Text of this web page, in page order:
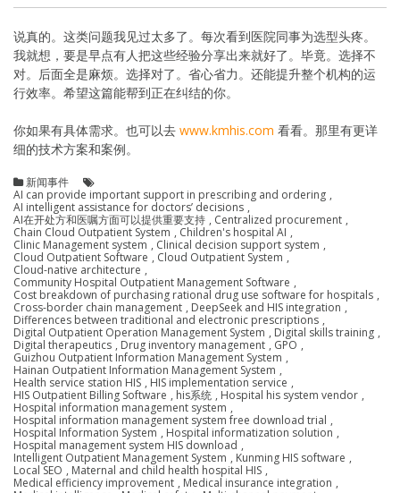
说真的。这类问题我见过太多了。每次看到医院同事为选型头疼。
我就想，要是早点有人把这些经验分享出来就好了。毕竟。选择不
对。后面全是麻烦。选择对了。省心省力。还能提升整个机构的运
行效率。希望这篇能帮到正在纠结的你。
你如果有具体需求。也可以去 www.kmhis.com 看看。那里有更详
细的技术方案和案例。
新闻事件
AI can provide important support in prescribing and ordering ,
AI intelligent assistance for doctors’ decisions ,
AI在开处方和医嘱方面可以提供重要支持 , Centralized procurement ,
Chain Cloud Outpatient System , Children's hospital AI ,
Clinic Management system , Clinical decision support system ,
Cloud Outpatient Software , Cloud Outpatient System ,
Cloud-native architecture ,
Community Hospital Outpatient Management Software ,
Cost breakdown of purchasing rational drug use software for hospitals ,
Cross-border chain management , DeepSeek and HIS integration ,
Differences between traditional and electronic prescriptions ,
Digital Outpatient Operation Management System , Digital skills training ,
Digital therapeutics , Drug inventory management , GPO ,
Guizhou Outpatient Information Management System ,
Hainan Outpatient Information Management System ,
Health service station HIS , HIS implementation service ,
HIS Outpatient Billing Software , his系统 , Hospital his system vendor ,
Hospital information management system ,
Hospital information management system free download trial ,
Hospital Information System , Hospital informatization solution ,
Hospital management system HIS download ,
Intelligent Outpatient Management System , Kunming HIS software ,
Local SEO , Maternal and child health hospital HIS ,
Medical efficiency improvement , Medical insurance integration ,